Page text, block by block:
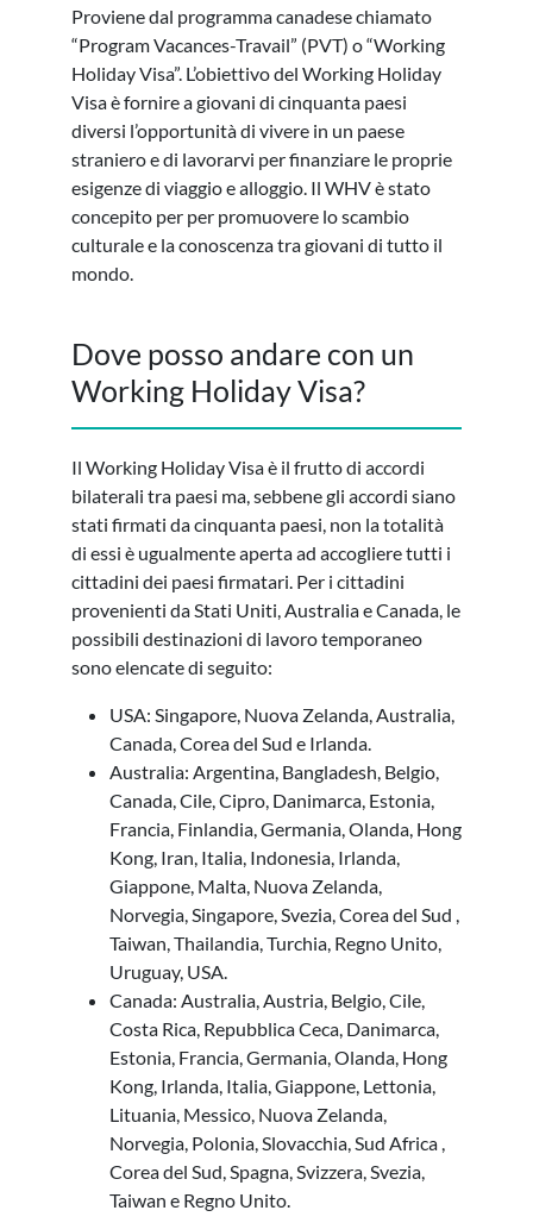
Proviene dal programma canadese chiamato
“Program Vacances-Travail” (PVT) o “Working
Holiday Visa”. L’obiettivo del Working Holiday
Visa è fornire a giovani di cinquanta paesi
diversi l’opportunità di vivere in un paese
straniero e di lavorarvi per finanziare le proprie
esigenze di viaggio e alloggio. Il WHV è stato
concepito per per promuovere lo scambio
culturale e la conoscenza tra giovani di tutto il
mondo.
Dove posso andare con un
Working Holiday Visa?
Il Working Holiday Visa è il frutto di accordi
bilaterali tra paesi ma, sebbene gli accordi siano
stati firmati da cinquanta paesi, non la totalità
di essi è ugualmente aperta ad accogliere tutti i
cittadini dei paesi firmatari. Per i cittadini
provenienti da Stati Uniti, Australia e Canada, le
possibili destinazioni di lavoro temporaneo
sono elencate di seguito:
USA: Singapore, Nuova Zelanda, Australia,
Canada, Corea del Sud e Irlanda.
Australia: Argentina, Bangladesh, Belgio,
Canada, Cile, Cipro, Danimarca, Estonia,
Francia, Finlandia, Germania, Olanda, Hong
Kong, Iran, Italia, Indonesia, Irlanda,
Giappone, Malta, Nuova Zelanda,
Norvegia, Singapore, Svezia, Corea del Sud ,
Taiwan, Thailandia, Turchia, Regno Unito,
Uruguay, USA.
Canada: Australia, Austria, Belgio, Cile,
Costa Rica, Repubblica Ceca, Danimarca,
Estonia, Francia, Germania, Olanda, Hong
Kong, Irlanda, Italia, Giappone, Lettonia,
Lituania, Messico, Nuova Zelanda,
Norvegia, Polonia, Slovacchia, Sud Africa ,
Corea del Sud, Spagna, Svizzera, Svezia,
Taiwan e Regno Unito.